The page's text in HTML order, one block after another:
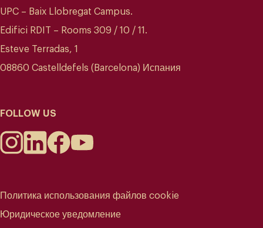
UPC – Baix Llobregat Campus.
Edifici RDIT – Rooms 309 / 10 / 11.
Esteve Terradas, 1
08860 Castelldefels (Barcelona) Испания
FOLLOW US
Политика использования файлов cookie
Юридическое уведомление